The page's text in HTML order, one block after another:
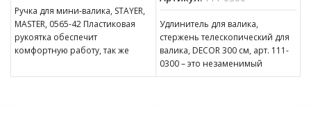
Ручка для мини-валика, STAYER,
MASTER, 0565-42 Пластиковая
рукоятка обеспечит
комфортную работу, так же
подвешивания. Бюгель надежно
Удлинитель для валика,
стержень телескопический для
валика, DECOR 300 см, арт. 111-
0300 – это незаменимый
инструмент для строительства и